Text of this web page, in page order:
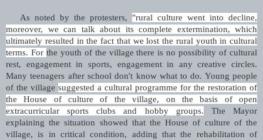
As noted by the protesters, "rural culture went into decline,
moreover, we can talk about its complete extermination, which
ultimately resulted in the fact that we lost the rural youth in cultural
terms. For the youth of the village there is no possibility of cultural
rest, engagement in sports, engagement in any creative circles.
Many teenagers after school don't know what to do. Young people
of the village suggested a cultural programme for the restoration of
the House of culture of the village, on the basis of open
extracurricular sports clubs and hobby groups. The Mayor
explaining the situation showed that the House of culture of the
village, is in critical condition, adding that the rehabilitation of